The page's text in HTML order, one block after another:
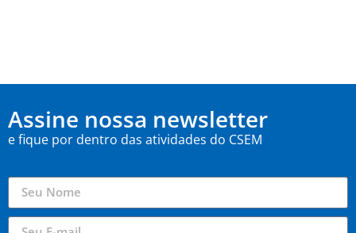
Assine nossa newsletter
e fique por dentro das atividades do CSEM